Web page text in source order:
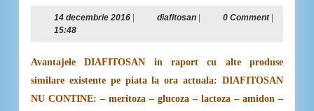
cu
14 decembrie 201614
diafitosandiafitosan0 Comment
15:48
Avantajele DIAFITOSAN in raport cu alte produse
similare existente pe piata la ora actuala: DIAFITOSAN
NU CONTINE: – meritoza – glucoza – lactoza – amidon –